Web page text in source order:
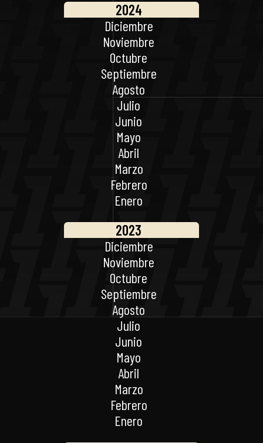
2024
Diciembre
Noviembre
Octubre
Septiembre
Agosto
Julio
Junio
Mayo
Abril
Marzo
Febrero
Enero
2023
Diciembre
Noviembre
Octubre
Septiembre
Agosto
Julio
Junio
Mayo
Abril
Marzo
Febrero
Enero